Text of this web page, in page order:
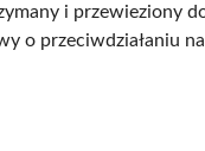
i przewieziony
o przeciwdziałaniu